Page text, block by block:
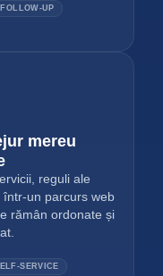
FOLLOW-UP
mereu
reguli ale
într-un parcurs web
rămân ordonate și
SERVICE